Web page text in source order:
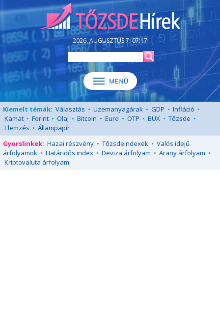
2026. AUGUSZTUS 7. 07:17
Kiemelt témák: Választás • Üzemanyagárak • GDP • Infláció •
Kamat • Forint • Olaj • Bitcoin • Euro • OTP • BUX • Tőzsde •
Elemzés • Állampapír
Gyorslinkek: Hazai részvény • Tőzsdeindexek • Valós idejű
árfolyamok • Határidős index • Deviza árfolyam • Arany árfolyam •
Kriptovaluta árfolyam